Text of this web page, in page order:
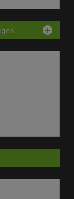
add_circle